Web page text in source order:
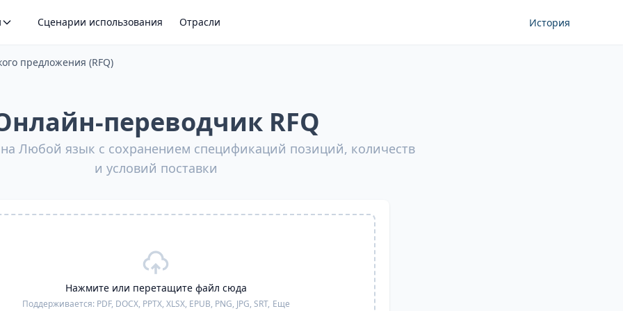
Сценарии использования Отрасли История
предложения (RFQ)
RFQ
на Любой язык с сохранением спецификаций позиций, количеств
и условий поставки
Нажмите или перетащите файл сюда
Поддерживается: PDF, DOCX, PPTX, XLSX, EPUB, PNG, JPG, SRT, Еще